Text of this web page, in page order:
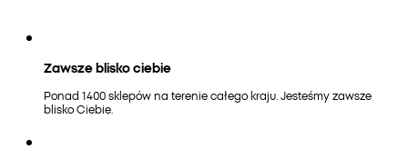
Zawsze blisko ciebie
Ponad 1400 sklepów na terenie całego kraju. Jesteśmy zawsze
blisko Ciebie.